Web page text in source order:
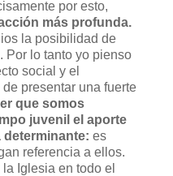
por esto,
más profunda.
la posibilidad de
Por lo tanto yo pienso
social y el
presentar una fuerte
que somos
juvenil el aporte
es
referencia a ellos.
Iglesia en todo el